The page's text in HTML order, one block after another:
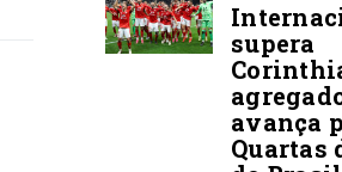
supera
avança
Quartas